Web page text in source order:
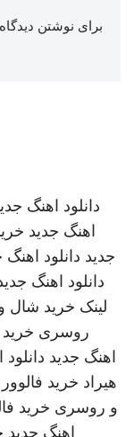
برای نوشتن دیدگاه
دانلود اهنگ
اهنگ جدید
جدید دانلود اهنگ
دانلود اهنگ
لینک خرید شال
روسری
اهنگ جدید
هیراد خرید
و روسری خرید
اهنگ جدید